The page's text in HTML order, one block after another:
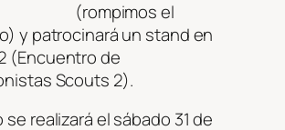
(rompimos el
y patrocinará un stand en
(Encuentro de
Scouts 2).
se realizará el sábado 31 de